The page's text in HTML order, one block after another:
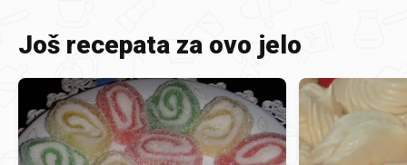
Još recepata za ovo jelo